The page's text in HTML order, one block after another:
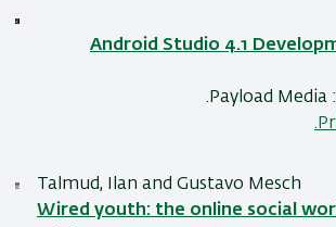
Android Studio 4.1
Payload Media
Talmud, Ilan and Gustavo Mesch
Wired youth: the online social